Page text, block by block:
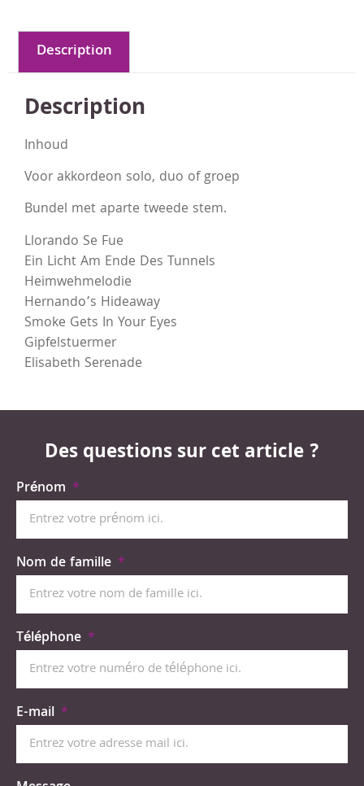
Description
Description
Inhoud
Voor akkordeon solo, duo of groep
Bundel met aparte tweede stem.
Llorando Se Fue
Ein Licht Am Ende Des Tunnels
Heimwehmelodie
Hernando’s Hideaway
Smoke Gets In Your Eyes
Gipfelstuermer
Elisabeth Serenade
Des questions sur cet article ?
Prénom
Nom de famille
Téléphone
E-mail